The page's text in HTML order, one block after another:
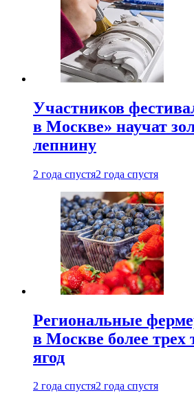
Участников
в Москве» научат
лепнину
2 года спустя2 года спустя
Региональные
в Москве более трех
ягод
2 года спустя2 года спустя